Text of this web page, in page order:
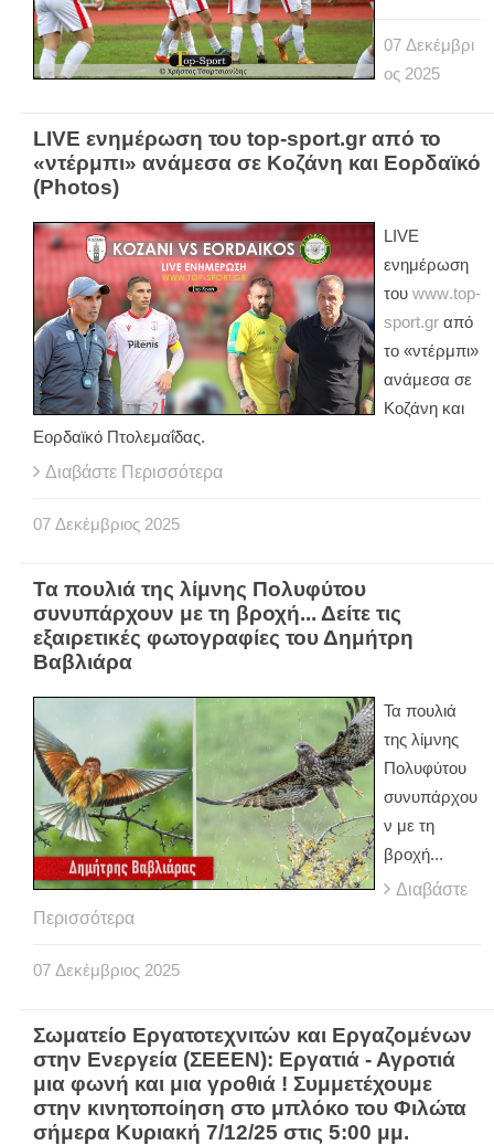
07 Δεκέμβρι
ος 2025
LIVE ενημέρωση του top-sport.gr από το
«ντέρμπι» ανάμεσα σε Κοζάνη και Εορδαϊκό
(Photos)
LIVE
ενημέρωση
του www.top-
sport.gr από
το «ντέρμπι»
ανάμεσα σε
Κοζάνη και
Εορδαϊκό Πτολεμαΐδας.
Διαβάστε Περισσότερα
07 Δεκέμβριος 2025
Τα πουλιά της λίμνης Πολυφύτου
συνυπάρχουν με τη βροχή... Δείτε τις
εξαιρετικές φωτογραφίες του Δημήτρη
Βαβλιάρα
Τα πουλιά
της λίμνης
Πολυφύτου
συνυπάρχου
ν με τη
βροχή...
Διαβάστε
Περισσότερα
07 Δεκέμβριος 2025
Σωματείο Εργατοτεχνιτών και Εργαζομένων
στην Ενεργεία (ΣΕΕΕΝ): Εργατιά - Αγροτιά
μια φωνή και μια γροθιά ! Συμμετέχουμε
στην κινητοποίηση στο μπλόκο του Φιλώτα
σήμερα Κυριακή 7/12/25 στις 5:00 μμ.